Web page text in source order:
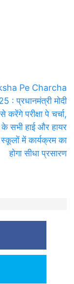
Pe Charcha
: प्रधानमंत्री मोदी
से करेंगे परीक्षा पे चर्चा,
सभी हाई और हायर
में कार्यक्रम का
होगा सीधा प्रसारण